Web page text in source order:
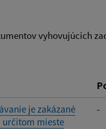
vyhovujúcich
je zakázané
určitom mieste
-